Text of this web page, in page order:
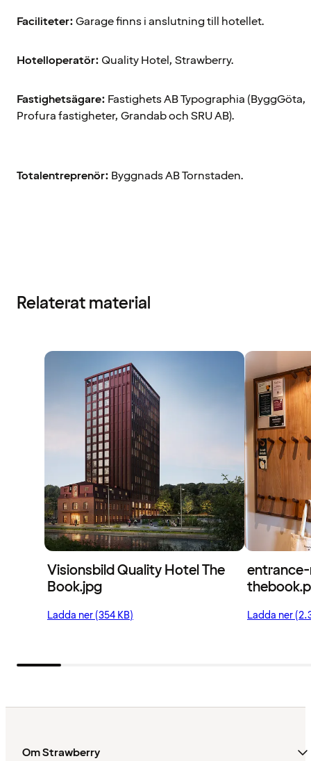
Faciliteter:Garage finns i anslutning till hotellet.
Hotelloperatör: Quality Hotel, Strawberry.
Fastighetsägare: Fastighets AB Typographia (ByggGöta,
Profura fastigheter, Grandab och SRU AB).
Totalentreprenör: Byggnads AB Tornstaden.
Relaterat material
Visionsbild Quality Hotel The
Book.jpg
Ladda ner (354 KB) Ladda ner
Om Strawberry